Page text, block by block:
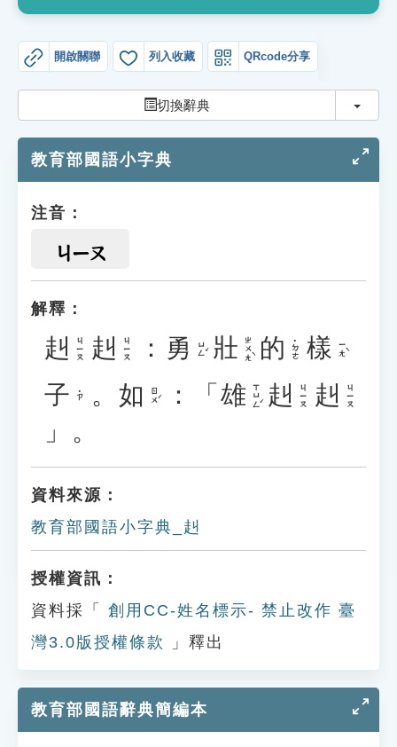
教學應用
貓頭鷹博士
開啟關聯 列入收藏 QRcode分享
切換辭典 切換
教育部國語小字典
注音：
ㄐㄧㄡ
解釋：
赳 ㄐㄧㄡ 赳 ㄐㄧㄡ ： 勇 ㄩㄥˇ 壯 ㄓㄨㄤˋ 的 ˙ㄉㄜ 樣 ㄧㄤˋ
子 ˙ㄗ 。 如 ㄖㄨˊ ：「 雄 ㄒㄩㄥˊ 赳 ㄐㄧㄡ 赳 ㄐㄧㄡ
」。
資料來源：
教育部國語小字典_赳
授權資訊：
資料採「
創用CC-姓名標示- 禁止改作 臺
灣3.0版授權條款
」釋出
教育部國語辭典簡編本